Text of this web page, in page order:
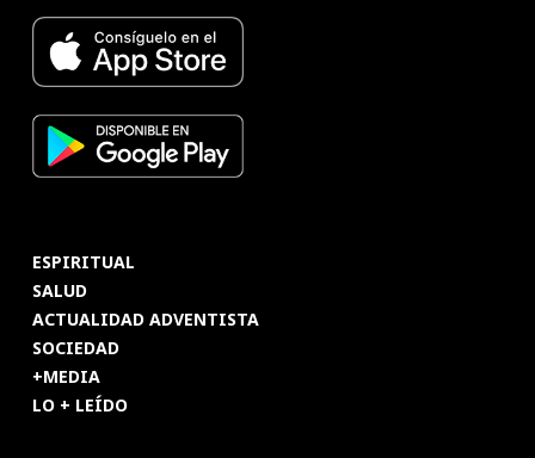
ESPIRITUAL
SALUD
ACTUALIDAD ADVENTISTA
SOCIEDAD
+MEDIA
LO + LEÍDO